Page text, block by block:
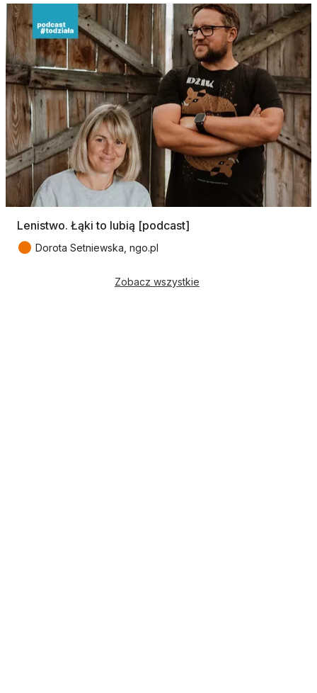
Lenistwo. Łąki to lubią [podcast]
● Dorota Setniewska, ngo.pl
Zobacz wszystkie